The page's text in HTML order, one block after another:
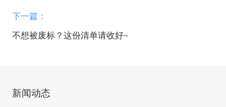
下一篇：
不想被废标？这份清单请收好~
新闻动态